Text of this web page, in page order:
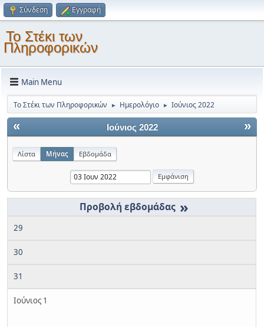
Σύνδεση Εγγραφή
Το Στέκι των
Πληροφορικών
Main Menu
Το Στέκι των Πληροφορικών ► Ημερολόγιο ► Ιούνιος 2022
« »
Ιούνιος 2022
Λίστα Μήνας Εβδομάδα
»
29
30
31
Ιούνιος 1